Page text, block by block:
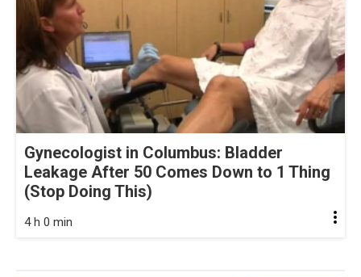
Gynecologist in Columbus: Bladder
Leakage After 50 Comes Down to 1 Thing
(Stop Doing This)
4 h 0 min